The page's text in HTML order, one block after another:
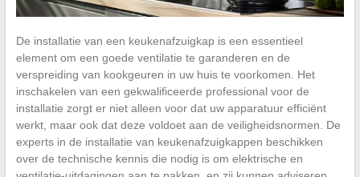
De installatie van een keukenafzuigkap is een essentieel
element om een goede ventilatie te garanderen en de
verspreiding van kookgeuren in uw huis te voorkomen. Het
inschakelen van een gekwalificeerde professional voor de
installatie zorgt er niet alleen voor dat uw apparatuur efficiënt
werkt, maar ook dat deze voldoet aan de veiligheidsnormen. De
experts in de installatie van keukenafzuigkappen beschikken
over de technische kennis die nodig is om elektrische en